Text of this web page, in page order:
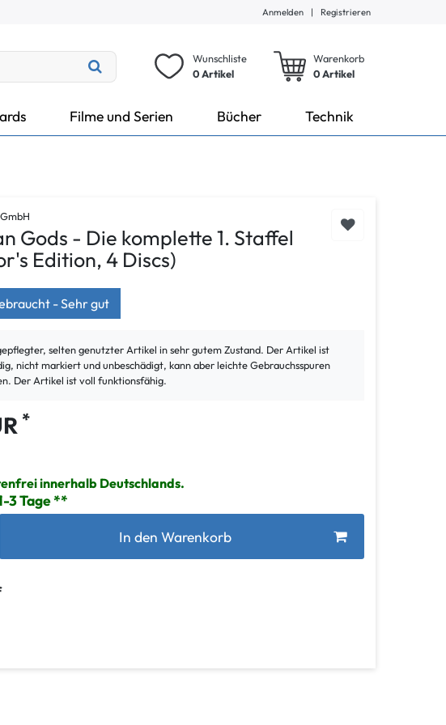
Anmelden | Registrieren
Wunschliste
0 Artikel
Warenkorb
0Artikel
Filme und Serien Bücher Technik
Gods - Die komplette 1. Staffel
Edition, 4 Discs)
- Sehr gut
selten genutzter Artikel in sehr gutem Zustand. Der Artikel ist
nicht markiert und unbeschädigt, kann aber leichte Gebrauchsspuren
Der Artikel ist voll funktionsfähig.
*
innerhalb Deutschlands.
3 Tage
In den Warenkorb